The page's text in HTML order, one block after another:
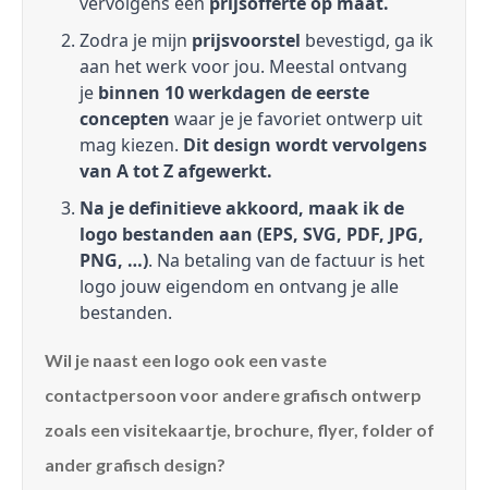
Zodra je mijn prijsvoorstel bevestigd, ga ik
aan het werk voor jou. Meestal ontvang
je binnen 10 werkdagen de eerste
concepten waar je je favoriet ontwerp uit
mag kiezen. Dit design wordt vervolgens
van A tot Z afgewerkt.
Na je definitieve akkoord, maak ik de
logo bestanden aan (EPS, SVG, PDF, JPG,
PNG, …). Na betaling van de factuur is het
logo jouw eigendom en ontvang je alle
bestanden.
Wil je naast een logo ook een vaste
contactpersoon voor andere grafisch ontwerp
zoals een visitekaartje, brochure, flyer, folder of
ander grafisch design?